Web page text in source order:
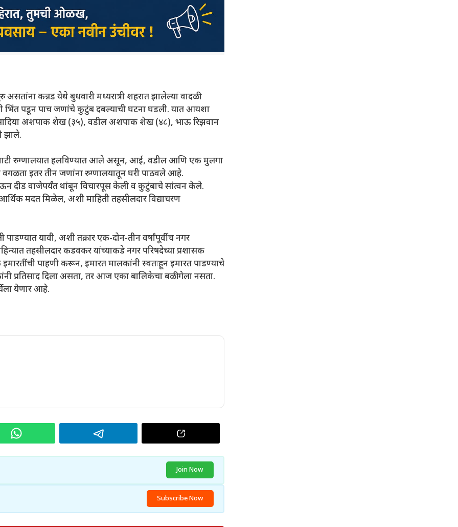
कन्नड येथे बुधवारी मध्यरात्री शहरात झालेल्या वादळी
भिंत पडून पाच जणांचे कुटुंब दबल्याची घटना घडली. यात आयशा
अशपाक शेख (३५), वडील अशपाक शेख (४८), भाऊ रिझवान
झाले.
घाटी रुग्णालयात हलविण्यात आले असून, आई, वडील आणि एक मुलगा
वगळता इतर तीन जणांना रुग्णालयातून घरी पाठवले आहे.
दीड वाजेपर्यंत थांबून विचारपूस केली व कुटुंबाचे सांत्वन केले.
मदत मिळेल, अशी माहिती तहसीलदार विद्याचरण
यावी, अशी तक्रार एक-दोन-तीन वर्षांपूर्वीच नगर
तहसीलदार कडवकर यांच्याकडे नगर परिषदेच्या प्रशासक
पाहणी करून, इमारत मालकांनी स्वतःहून इमारत पाडण्याचे
प्रतिसाद दिला असता, तर आज एका बालिकेचा बळी गेला नसता.
येणार आहे.
Join Now
Subscribe Now